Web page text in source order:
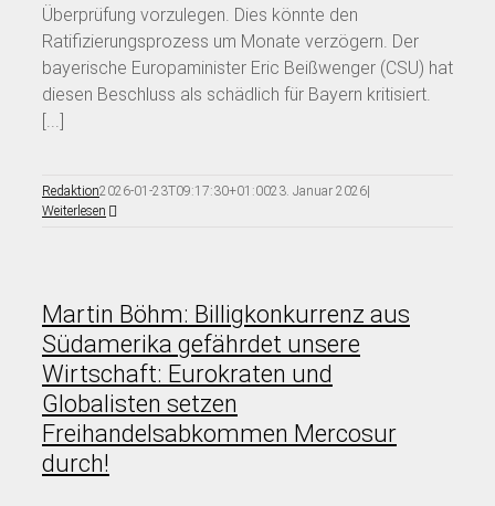
Überprüfung vorzulegen. Dies könnte den
Ratifizierungsprozess um Monate verzögern. Der
bayerische Europaminister Eric Beißwenger (CSU) hat
diesen Beschluss als schädlich für Bayern kritisiert.
[...]
Redaktion2026-01-23T09:17:30+01:0023. Januar 2026|
Weiterlesen
Martin Böhm: Billigkonkurrenz aus
Südamerika gefährdet unsere
Wirtschaft: Eurokraten und
Globalisten setzen
Freihandelsabkommen Mercosur
durch!